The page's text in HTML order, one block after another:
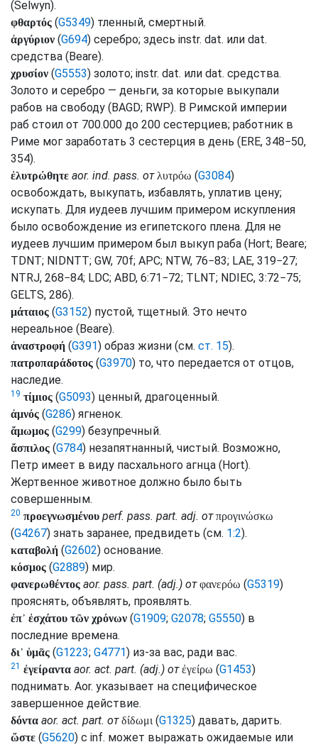
(Selwyn).
φθαρτός (G5349) тленный, смертный.
ἀργύριον (G694) серебро; здесь instr. dat. или dat.
средства (Beare).
χρυσίον (G5553) золото; instr. dat. или dat. средства.
Золото и серебро — деньги, за которые выкупали
рабов на свободу (BAGD; RWP). В Римской империи
раб стоил от 700.000 до 200 сестерциев; работник в
Риме мог заработать 3 сестерция в день (ERE, 348−50,
354).
ἐλυτρώθητε aor. ind. pass. от λυτρόω (G3084)
освобождать, выкупать, избавлять, уплатив цену;
искупать. Для иудеев лучшим примером искупления
было освобождение из египетского плена. Для не
иудеев лучшим примером был выкуп раба (Hort; Beare;
TDNT; NIDNTT; GW, 70f; APC; NTW, 76−83; LAE, 319−27;
NTRJ, 268−84; LDC; ABD, 6:71−72; TLNT; NDIEC, 3:72−75;
GELTS, 286).
μάταιος (G3152) пустой, тщетный. Это нечто
нереальное (Beare).
ἀναστροφή (G391) образ жизни (см. ст. 15).
πατροπαράδοτος (G3970) то, что передается от отцов,
наследие.
19 τίμιος (G5093) ценный, драгоценный.
ἀμνός (G286) ягненок.
ἄμωμος (G299) безупречный.
ἄσπιλος (G784) незапятнанный, чистый. Возможно,
Петр имеет в виду пасхального агнца (Hort).
Жертвенное животное должно было быть
совершенным.
20 προεγνωσμένου perf. pass. part. adj. от προγινώσκω
(G4267) знать заранее, предвидеть (см. 1:2).
καταβολή (G2602) основание.
κόσμος (G2889) мир.
φανερωθέντος aor. pass. part. (adj.) от φανερόω (G5319)
прояснять, объявлять, проявлять.
ἐπ᾽ ἐσχάτου τῶν χρόνων (G1909; G2078; G5550) в
последние времена.
δι᾽ ὑμᾶς (G1223; G4771) из-за вас, ради вас.
21 ἐγείραντα aor. act. part. (adj.) от ἐγείρω (G1453)
поднимать. Aor. указывает на специфическое
завершенное действие.
δόντα aor. act. part. от δίδωμι(G1325) давать, дарить.
ὥστε (G5620) с inf. может выражать ожидаемые или